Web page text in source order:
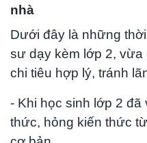
nhà
Dưới đây là những
sư dạy kèm lớp 2, vừa
chi tiêu hợp lý, tránh
- Khi học sinh lớp 2 đã
thức, hỏng kiến thức